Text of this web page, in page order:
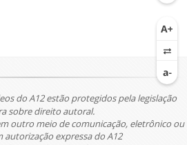
do A12 estão protegidos pela legislação
sobre direito autoral.
outro meio de comunicação, eletrônico ou
autorização expressa do A12